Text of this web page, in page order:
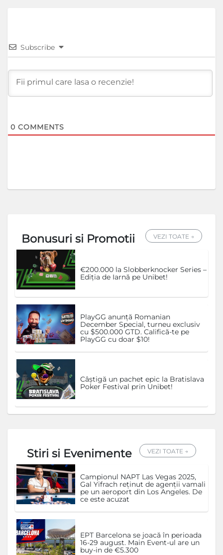
Subscribe
0 COMMENTS
Bonusuri si Promotii VEZI TOATE →
€200.000 la Slobberknocker Series –
Ediția de Iarnă pe Unibet!
PlayGG anunță Romanian
December Special, turneu exclusiv
cu $500.000 GTD. Califică-te pe
PlayGG cu doar $10!
Câștigă un pachet epic la Bratislava
Poker Festival prin Unibet!
Stiri si Evenimente VEZI TOATE →
Campionul NAPT Las Vegas 2025,
Gal Yifrach reținut de agenții vamali
pe un aeroport din Los Angeles. De
ce este acuzat
EPT Barcelona se joacă în perioada
16-29 august. Main Event-ul are un
buy-in de €5.300